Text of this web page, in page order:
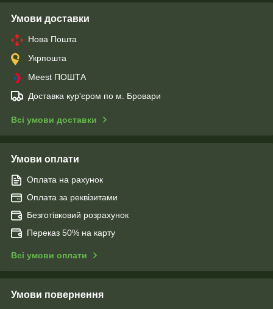
Умови доставки
Нова Пошта
Укрпошта
Meest ПОШТА
Доставка кур'єром по м. Бровари
Всі умови доставки
Умови оплати
Оплата на рахунок
Оплата за реквізитами
Безготівковий розрахунок
Переказ 50% на карту
Всі умови оплати
Умови повернення